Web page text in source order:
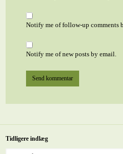
Notify me of follow-up comments
Notify me of new posts by email.
Tidligere indlæg